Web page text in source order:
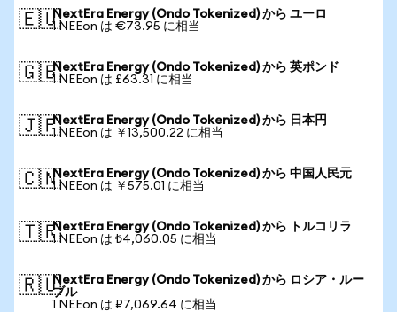
🇪🇺NextEra Energy (Ondo Tokenized) から ユーロ
1 NEEon は €73.95 に相当
🇬🇧NextEra Energy (Ondo Tokenized) から 英ポンド
1 NEEon は £63.31 に相当
🇯🇵NextEra Energy (Ondo Tokenized) から 日本円
1 NEEon は ￥13,500.22 に相当
🇨🇳NextEra Energy (Ondo Tokenized) から 中国人民元
1 NEEon は ￥575.01 に相当
🇹🇷NextEra Energy (Ondo Tokenized) から トルコリラ
1 NEEon は ₺4,060.05 に相当
🇷🇺NextEra Energy (Ondo Tokenized) から ロシア・ルー
ブル
1 NEEon は ₽7,069.64 に相当